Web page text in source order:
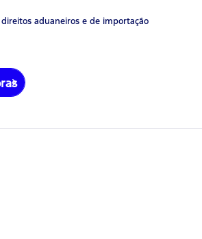
aduaneiros e de importação